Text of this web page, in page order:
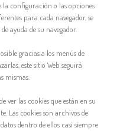
la configuración o las opciones
para cada navegador, se
ayuda de su navegador.
gracias a los menús de
este sitio Web seguirá
mismas.
ver las cookies que están en su
Las cookies son archivos de
dentro de ellos casi siempre